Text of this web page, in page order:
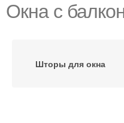
Окна с
Шторы для окна